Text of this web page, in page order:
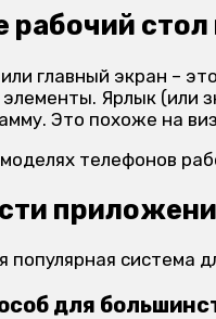
рабочий
главный экран –
Ярлык (или
Это похоже на
телефонов
популярная система
для